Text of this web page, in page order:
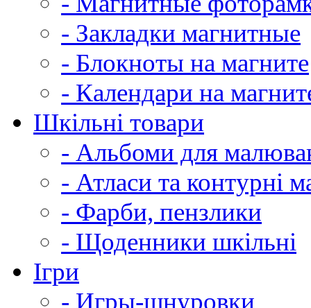
- Закладки магнитные
- Блокноты на магните
- Календари на
Шкільні товари
- Альбоми для
- Атласи та контурні
- Фарби, пензлики
- Щоденники шкільні
Ігри
- Игры-шнуровки